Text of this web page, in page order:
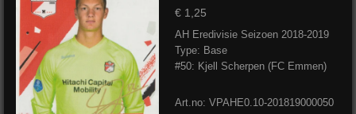
€ 1,25
AH Eredivisie Seizoen 2018-2019
Type: Base
#50: Kjell Scherpen (FC Emmen)
Art.no: VPAHE0.10-201819000050